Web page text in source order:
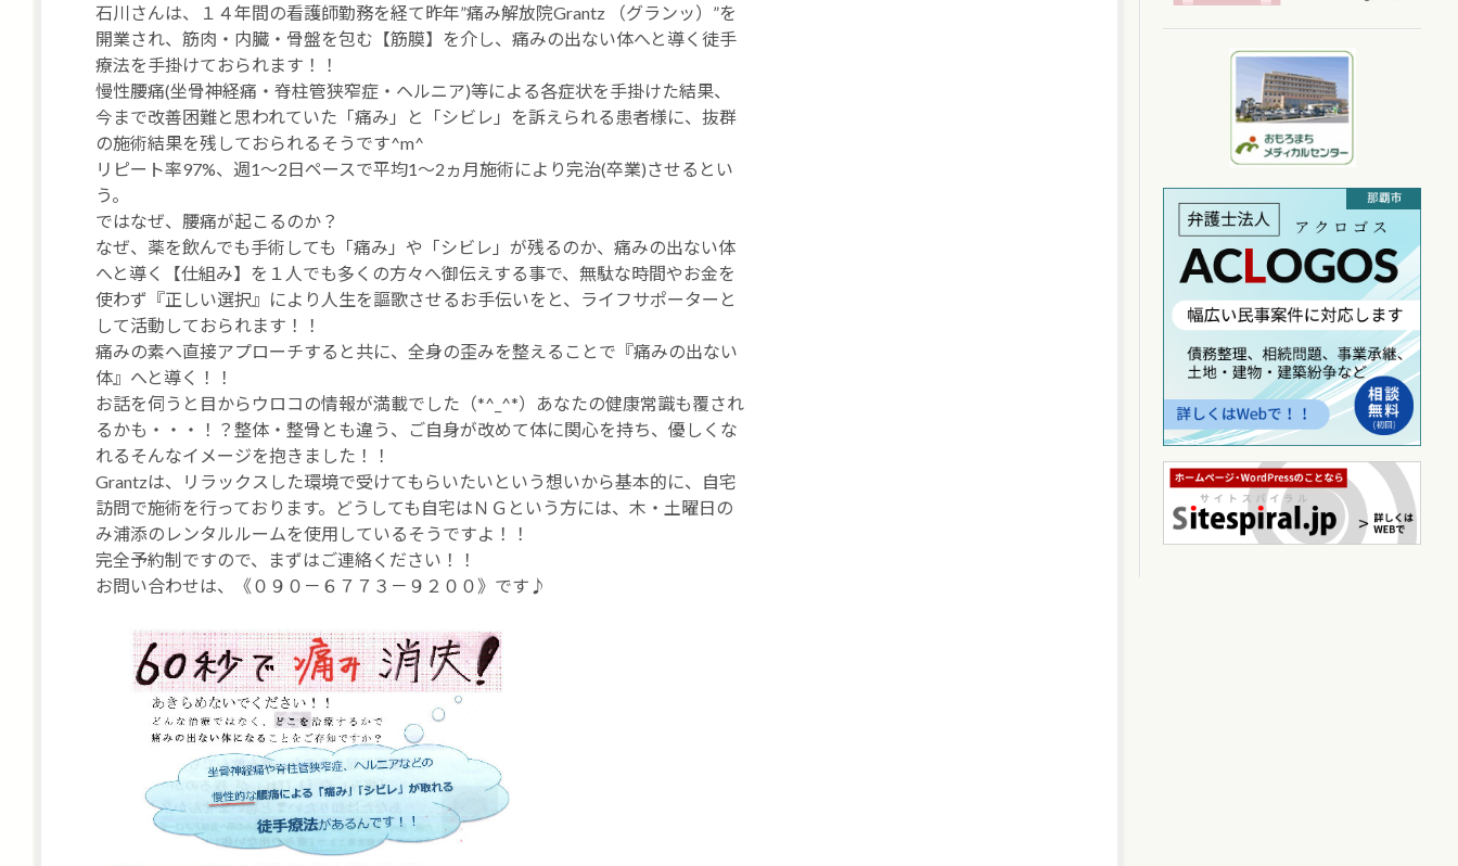
石川さんは、１４年間の看護師勤務を経て昨年”痛み解放院Grantz （グランッ）”を
開業され、筋肉・内臓・骨盤を包む【筋膜】を介し、痛みの出ない体へと導く徒手
療法を手掛けておられます！！
慢性腰痛(坐骨神経痛・脊柱管狭窄症・ヘルニア)等による各症状を手掛けた結果、
今まで改善困難と思われていた「痛み」と「シビレ」を訴えられる患者様に、抜群
の施術結果を残しておられるそうです^m^
リピート率97%、週1～2日ペースで平均1～2ヵ月施術により完治(卒業)させるとい
う。
ではなぜ、腰痛が起こるのか？
なぜ、薬を飲んでも手術しても「痛み」や「シビレ」が残るのか、痛みの出ない体
へと導く【仕組み】を１人でも多くの方々へ御伝えする事で、無駄な時間やお金を
使わず『正しい選択』により人生を謳歌させるお手伝いをと、ライフサポーターと
して活動しておられます！！
痛みの素へ直接アプローチすると共に、全身の歪みを整えることで『痛みの出ない
体』へと導く！！
お話を伺うと目からウロコの情報が満載でした（*^_^*）あなたの健康常識も覆され
るかも・・・！？整体・整骨とも違う、ご自身が改めて体に関心を持ち、優しくな
れるそんなイメージを抱きました！！
Grantzは、リラックスした環境で受けてもらいたいという想いから基本的に、自宅
訪問で施術を行っております。どうしても自宅はＮＧという方には、木・土曜日の
み浦添のレンタルルームを使用しているそうですよ！！
完全予約制ですので、まずはご連絡ください！！
お問い合わせは、《０９０－６７７３－９２００》です♪